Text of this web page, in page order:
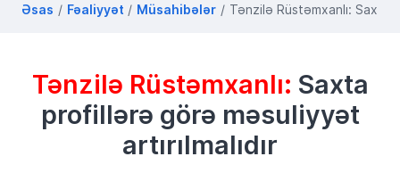
Əsas Fəaliyyət Müsahibələr Tənzilə Rüstəmxanlı: Saxta
Tənzilə Rüstəmxanlı: Saxta
profillərə görə məsuliyyət
artırılmalıdır